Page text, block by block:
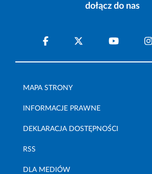
dołącz do nas
MAPA STRONY
INFORMACJE PRAWNE
DEKLARACJA DOSTĘPNOŚCI
RSS
DLA MEDIÓW